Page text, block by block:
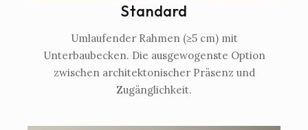
Standard
Umlaufender Rahmen (≥5 cm) mit
Unterbaubecken. Die ausgewogenste Option
zwischen architektonischer Präsenz und
Zugänglichkeit.